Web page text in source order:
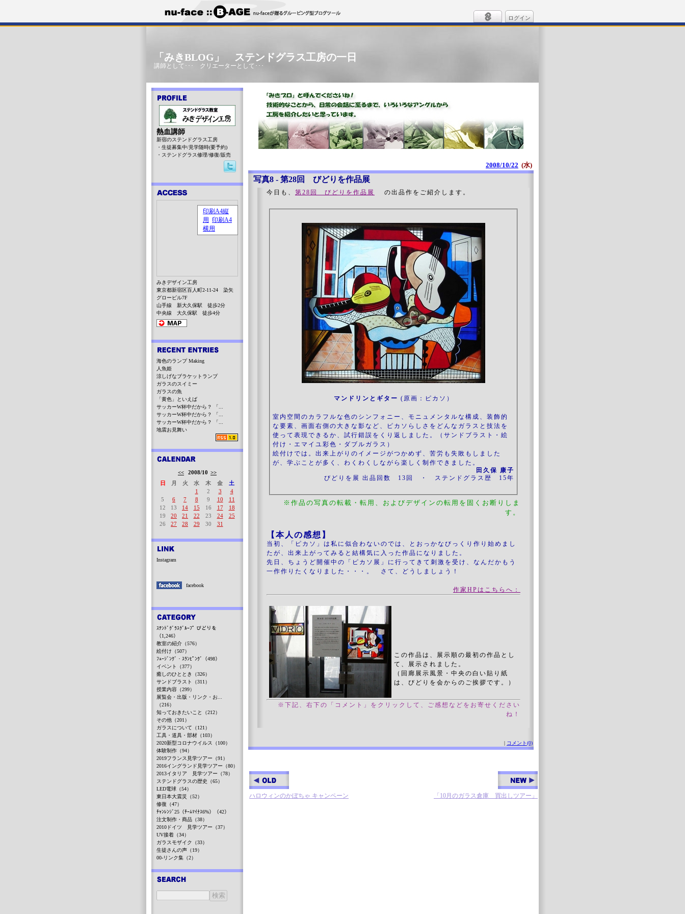
ログイン
「みきBLOG」 ステンドグラス工房の一日
講師として･･･ クリエーターとして･･･
2008/10/22 (水)
写真8 - 第28回 びどりを作品展
今日も、 第28回 びどりを作品展 の出品作をご紹介します。
マンドリンとギター (原画：ピカソ）
室 内空間のカラフルな色のシンフォニー、モニュメンタルな構成、装飾的
な要素、画面右側の大きな影など、ピカソらしさをどんなガラスと技法を
使って表現できるか、試行錯誤をくり返しました。（サンドブラスト・絵
付け・エマイユ彩色・ダブルガラス）
絵付けでは。出来上がりのイメージがつかめず、苦労も失敗もしました
が、学ぶことが多く、わくわくしながら楽しく制作できました。
田久保 康子
びどりを展 出品回数 13回 ・ ステンドグラス歴 15年
※作品の写真の転載・転用、およびデザインの転用を固くお断りしま
す。
【本人の感想】
当初、「ピカソ」は私に似合わないのでは、とおっかなびっくり作り始めまし
たが、出来上がってみると結構気に入った作品になりました。
先日、ちょうど開催中の「ピカソ展」に行ってきて刺激を受け、なんだかもう
一作作りたくなりました・・・。 さて、どうしましょう！
作家HPはこちらへ：
この作品は、展示順の最初の作品とし
て、展示されました。
（回廊展示風景・中央の白い貼り紙
は、びどりを会からのご挨拶です。）
※下記、右下の「コメント」をクリックして、ご感想などをお寄せください
ね！
| コメント(0)
ハロウィンのかぼちゃ キャンペーン 「10月のガラス倉庫 買出しツアー」
熱血講師
新宿のステンドグラス工房
・生徒募集中/見学随時(要予約)
・ステンドグラス修理/修復/販売
みきデザイン工房
東京都新宿区百人町2-11-24 染矢
グロービル7F
山手線 新大久保駅 徒歩2分
中央線 大久保駅 徒歩4分
海色のランプ Making
人魚姫
涼しげなブラケットランプ
ガラスのスイミー
ガラスの魚
「黄色」といえば
サッカーW杯中だから？ 「...
サッカーW杯中だから？ 「...
サッカーW杯中だから？ 「...
地震お見舞い
<< 2008/10 >>
日
月 火 水 木 金
土
1
2 3
4
5
6 7 8 9 10
11
12
13 14 15 16 17
18
19
20 21 22 23 24
25
26
27 28 29 30 31
Instagram
facebook
ｽﾃﾝﾄﾞｸﾞﾗｽｸﾞﾙｰﾌﾟ びどりを
（1,246）
教室の紹介（576）
絵付け（507）
ﾌｭｰｼﾞﾝｸﾞ・ｽﾗﾝﾋﾟﾝｸﾞ（498）
イベント（377）
癒しのひととき（326）
サンドブラスト（311）
授業内容（299）
展覧会・出版・リンク・お...
（216）
知っておきたいこと（212）
その他（201）
ガラスについて（121）
工具・道具・部材（103）
2020新型コロナウイルス（100）
体験制作（94）
2019フランス見学ツアー（91）
2016イングランド見学ツアー（80）
2013イタリア 見学ツアー（78）
ステンドグラスの歴史（65）
LED電球（54）
東日本大震災（52）
修復（47）
ﾁｬﾝﾚﾝｼﾞ25（ﾁｰﾑﾏｲﾅｽ6%）（42）
注文制作・商品（38）
2010ドイツ 見学ツアー（37）
UV接着（34）
ガラスモザイク（33）
生徒さんの声（19）
00-リンク集（2）